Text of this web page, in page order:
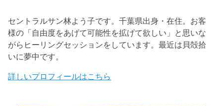
セントラルサン林よう子です。千葉県出身・在住。お客
様の「自由度をあげて可能性を拡げて欲しい」と思いな
がらヒーリングセッションをしています。最近は貝殻拾
いに夢中です。
詳しいプロフィールはこちら